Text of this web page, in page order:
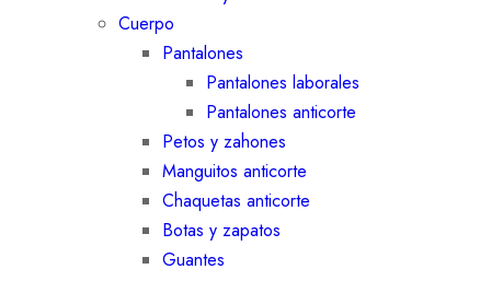
Cuerpo
Pantalones
Pantalones laborales
Pantalones anticorte
Petos y zahones
Manguitos anticorte
Chaquetas anticorte
Botas y zapatos
Guantes